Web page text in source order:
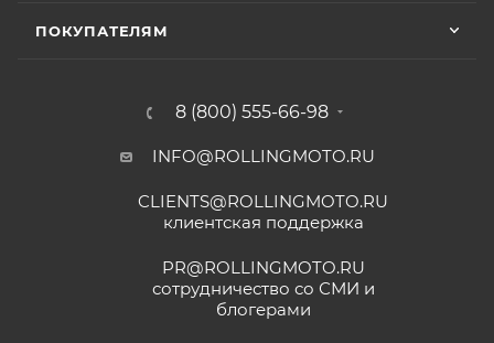
ПОКУПАТЕЛЯМ
8 (800) 555-66-98
INFO@ROLLINGMOTO.RU
CLIENTS@ROLLINGMOTO.RU
клиентская поддержка
PR@ROLLINGMOTO.RU
сотрудничество со СМИ и
блогерами